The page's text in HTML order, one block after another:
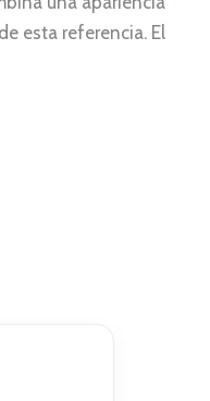
esta referencia. El